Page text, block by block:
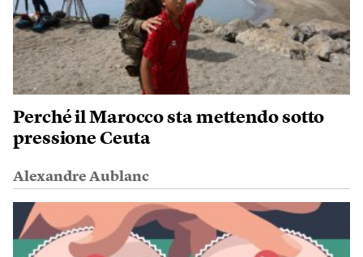
Perché il Marocco sta mettendo sotto
pressione Ceuta
Alexandre Aublanc